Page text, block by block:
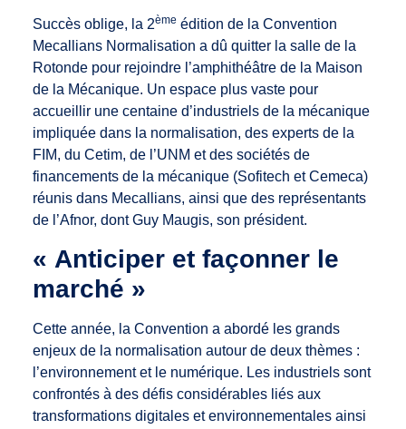
Succès oblige, la 2ème édition de la Convention
Mecallians Normalisation a dû quitter la salle de la
Rotonde pour rejoindre l’amphithéâtre de la Maison
de la Mécanique. Un espace plus vaste pour
accueillir une centaine d’industriels de la mécanique
impliquée dans la normalisation, des experts de la
FIM, du Cetim, de l’UNM et des sociétés de
financements de la mécanique (Sofitech et Cemeca)
réunis dans Mecallians, ainsi que des représentants
de l’Afnor, dont Guy Maugis, son président.
« Anticiper et façonner le
marché »
Cette année, la Convention a abordé les grands
enjeux de la normalisation autour de deux thèmes :
l’environnement et le numérique. Les industriels sont
confrontés à des défis considérables liés aux
transformations digitales et environnementales ainsi